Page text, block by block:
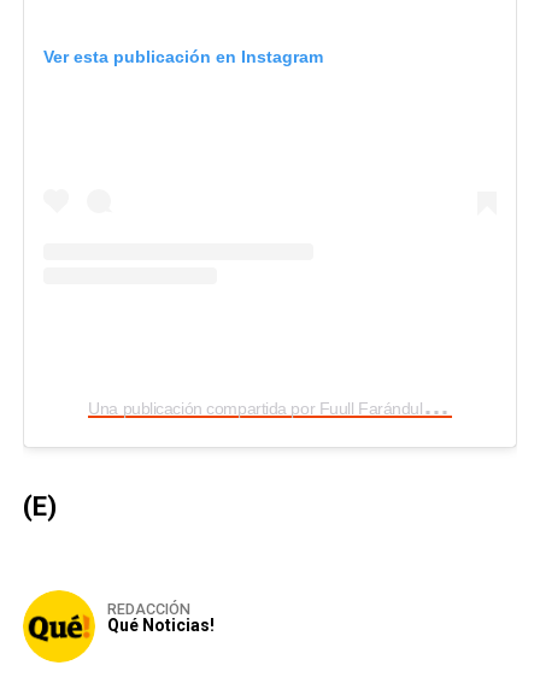
Ver esta publicación en Instagram
U
na publicación compartida por Fuull Farándula (@fuullfarandula)
(E)
REDACCIÓN
Qué Noticias!